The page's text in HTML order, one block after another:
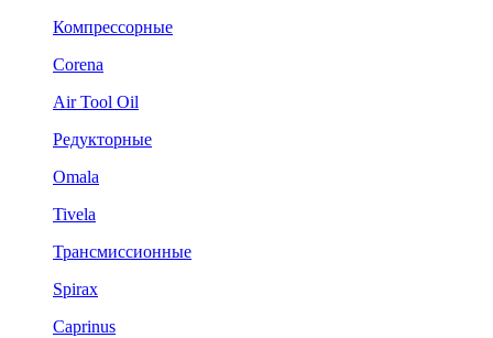
Компрессорные
Corena
Air Tool Oil
Редукторные
Omala
Tivela
Трансмиссионные
Spirax
Caprinus